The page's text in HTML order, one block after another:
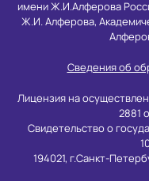
имени Ж.И.Алферова
Ж.И. Алферова,
Сведения об
Лицензия на
2881
Свидетельство о
194021, г.Санкт-